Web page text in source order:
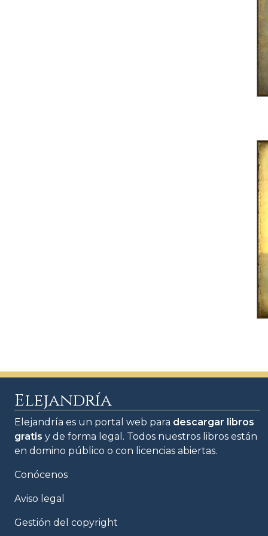
Elejandría
Elejandría es un portal web para descargar libros
gratis y de forma legal. Todos nuestros libros están
en domino público o con licencias abiertas.
Conócenos
Aviso legal
Gestión del copyright